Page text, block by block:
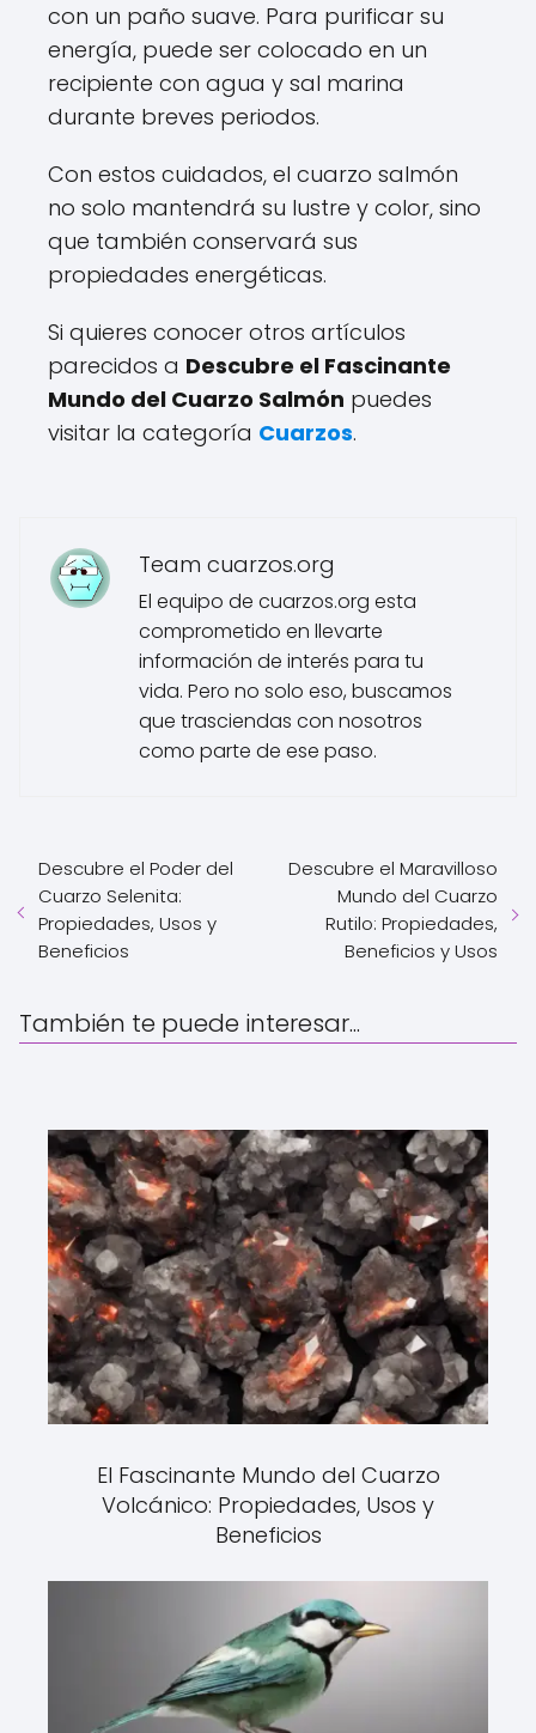
con un paño suave. Para purificar su
energía, puede ser colocado en un
recipiente con agua y sal marina
durante breves periodos.
Con estos cuidados, el cuarzo salmón
no solo mantendrá su lustre y color, sino
que también conservará sus
propiedades energéticas.
Si quieres conocer otros artículos
parecidos a Descubre el Fascinante
Mundo del Cuarzo Salmón puedes
visitar la categoría Cuarzos.
Team cuarzos.org
El equipo de cuarzos.org esta
comprometido en llevarte
información de interés para tu
vida. Pero no solo eso, buscamos
que trasciendas con nosotros
como parte de ese paso.
Descubre el Poder del
Cuarzo Selenita:
Propiedades, Usos y
Beneficios
Descubre el Maravilloso
Mundo del Cuarzo
Rutilo: Propiedades,
Beneficios y Usos
También te puede interesar...
El Fascinante Mundo del Cuarzo
Volcánico: Propiedades, Usos y
Beneficios